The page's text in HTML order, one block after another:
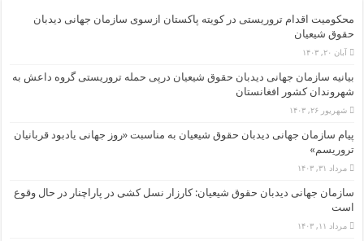
محکومیت اقدام تروریستی در کویته پاکستان ازسوی سازمان جهانی دیدبان
حقوق شیعیان
آبان ۲۰, ۱۴۰۳
بیانیه سازمان جهانی دیدبان حقوق شیعیان درپی حمله تروریستی گروه داعش به
شهروندان کشور افغانستان
شهریور ۲۶, ۱۴۰۳
پیام سازمان جهانی دیدبان حقوق شیعیان به مناسبت «روز جهانی یادبود قربانیان
تروریسم»
مرداد ۳۱, ۱۴۰۳
سازمان جهانی دیدبان حقوق شیعیان: کارزار نسل کشی در پاراچنار در حال وقوع
است
مرداد ۱۱, ۱۴۰۳